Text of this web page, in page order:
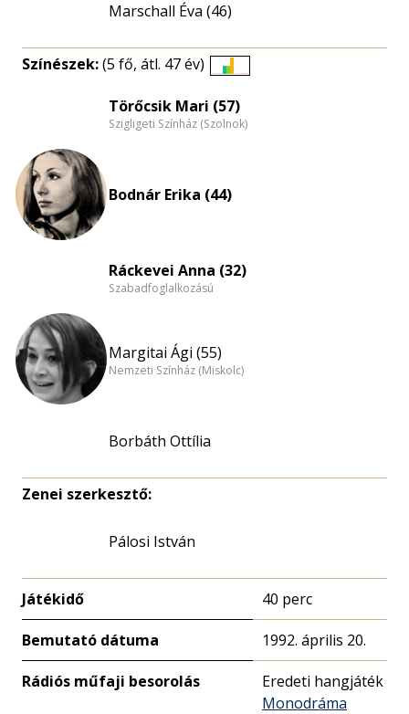
Marschall Éva (46)
Színészek:(5 fő, átl. 47 év)
eloszlás
nagyítása
Törőcsik Mari (57)
Szigligeti Színház (Szolnok)
Bodnár Erika (44)
Ráckevei Anna (32)
Szabadfoglalkozású
Margitai Ági (55)
Nemzeti Színház (Miskolc)
Borbáth Ottília
Zenei szerkesztő:
Pálosi István
Játékidő 40 perc
Bemutató dátuma 1992. április 20.
Rádiós műfaji besorolás
Eredeti hangjáték
Monodráma